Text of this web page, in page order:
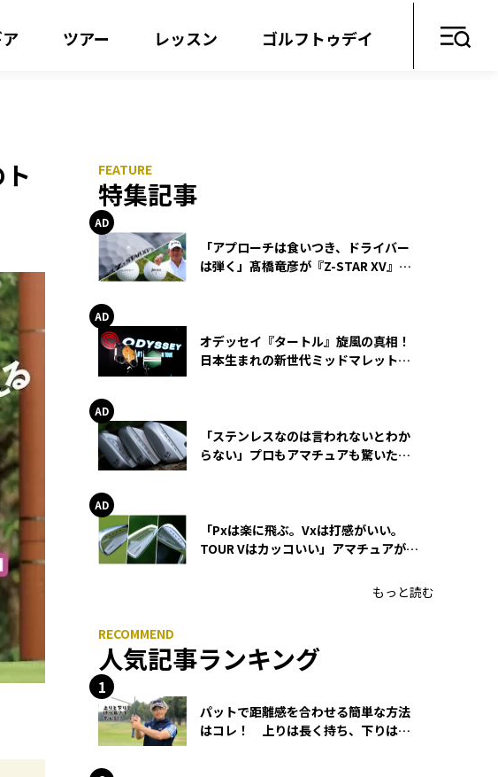
ツアー レッスン ゴルフトゥデイ
特集記事
「アプローチは食いつき、ドライバー
は弾く」髙橋竜彦が『Z-STAR XV』を
オデッセイ『タートル』旋風の真相！
日本生まれの新世代ミッドマレットが
「ステンレスなのは言われないとわか
らない」プロもアマチュアも驚いた
「Pxは楽に飛ぶ。Vxは打感がいい。
TOUR Vはカッコいい」アマチュアが選
もっと読む
人気記事ランキング
パットで距離感を合わせる簡単な方法
はコレ！ 上りは長く持ち、下りは短